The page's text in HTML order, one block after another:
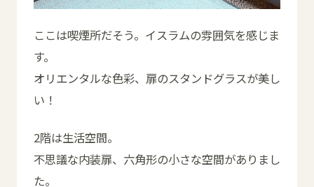
ここは喫煙所だそう。イスラムの雰囲気を感じま
す。
オリエンタルな色彩、扉のスタンドグラスが美し
い！
2階は生活空間。
不思議な内装扉、六角形の小さな空間がありまし
た。